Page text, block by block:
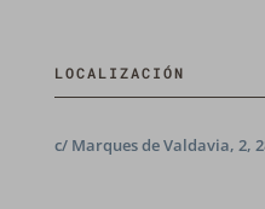
LOCALIZACIÓN
c/ Marques de Valdavia, 2,